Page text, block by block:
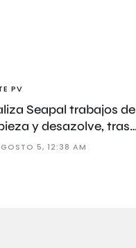
PV
Seapal trabajos de
y desazolve, tras
tormentas
5, 12:38 AM